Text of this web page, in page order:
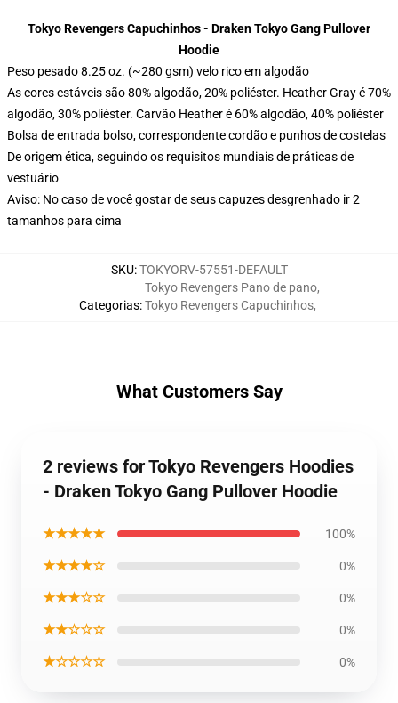
Tokyo Revengers Capuchinhos - Draken Tokyo Gang Pullover
Hoodie
Peso pesado 8.25 oz. (~280 gsm) velo rico em algodão
As cores estáveis são 80% algodão, 20% poliéster. Heather Gray é 70%
algodão, 30% poliéster. Carvão Heather é 60% algodão, 40% poliéster
Bolsa de entrada bolso, correspondente cordão e punhos de costelas
De origem ética, seguindo os requisitos mundiais de práticas de
vestuário
Aviso: No caso de você gostar de seus capuzes desgrenhado ir 2
tamanhos para cima
SKU:TOKYORV-57551-DEFAULT
Categorias:
Tokyo Revengers Pano de pano,
Tokyo Revengers Capuchinhos,
What Customers Say
2 reviews for Tokyo Revengers Hoodies
- Draken Tokyo Gang Pullover Hoodie
★★★★★ 100%
★★★★☆ 0%
★★★☆☆ 0%
★★☆☆☆ 0%
★☆☆☆☆ 0%